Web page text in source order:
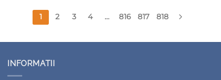
1 2 3 4 … 816 817 818
INFORMATII